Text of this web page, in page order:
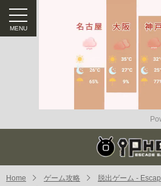
Home ゲーム攻略
脱出ゲーム -